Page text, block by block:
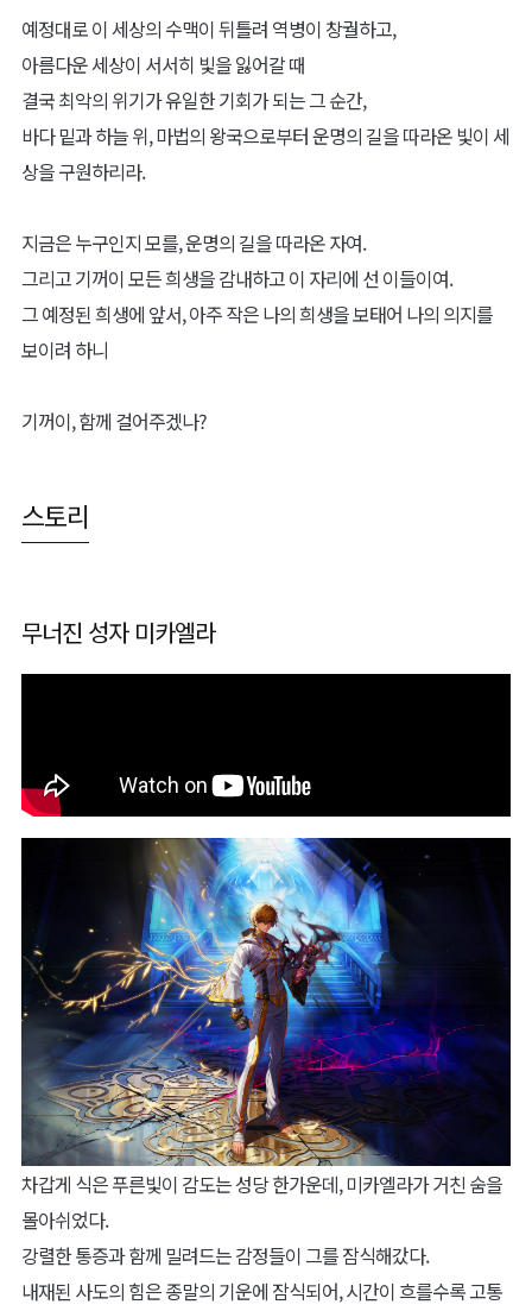
예정대로 이 세상의 수맥이 뒤틀려 역병이 창궐하고,
아름다운 세상이 서서히 빛을 잃어갈 때
결국 최악의 위기가 유일한 기회가 되는 그 순간,
바다 밑과 하늘 위, 마법의 왕국으로부터 운명의 길을 따라온 빛이 세
상을 구원하리라.
지금은 누구인지 모를, 운명의 길을 따라온 자여.
그리고 기꺼이 모든 희생을 감내하고 이 자리에 선 이들이여.
그 예정된 희생에 앞서, 아주 작은 나의 희생을 보태어 나의 의지를
보이려 하니
기꺼이, 함께 걸어주겠나?
스토리
무너진 성자 미카엘라
차갑게 식은 푸른빛이 감도는 성당 한가운데, 미카엘라가 거친 숨을
몰아쉬었다.
강렬한 통증과 함께 밀려드는 감정들이 그를 잠식해갔다.
내재된 사도의 힘은 종말의 기운에 잠식되어, 시간이 흐를수록 고통